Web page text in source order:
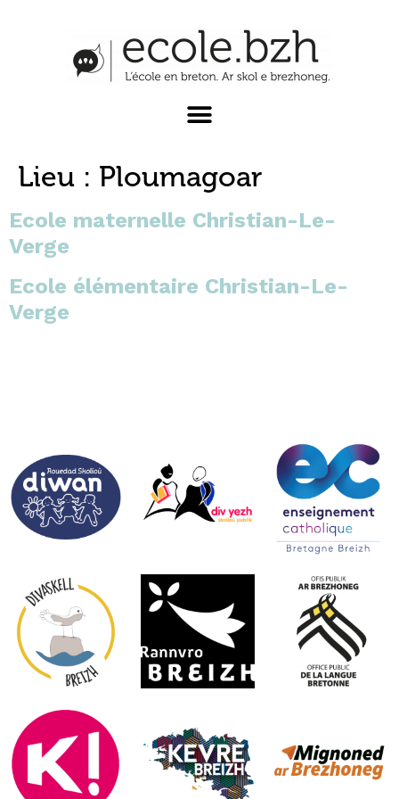
Lieu : Ploumagoar
Ecole maternelle Christian-Le-
Verge
Ecole élémentaire Christian-Le-
Verge